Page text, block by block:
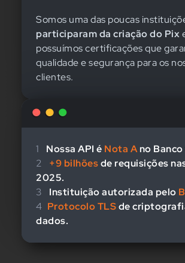
Somos uma das poucas
participaram da criação do Pix
possuímos certificações que
qualidade e segurança para os
clientes.
1 Nossa API é Nota Ano
2
+9 bilhõesde requisições
2025.
3
Instituição autorizada pelo
4 Protocolo TLSde
dados.